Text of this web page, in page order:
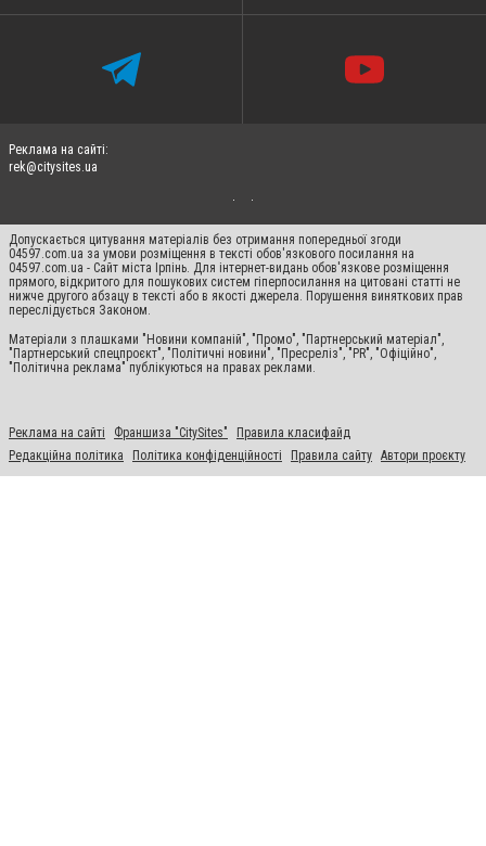
Реклама на сайті:
rek@citysites.ua
Допускається цитування матеріалів без отримання попередньої згоди
04597.com.ua за умови розміщення в тексті обов'язкового посилання на
04597.com.ua - Сайт міста Ірпінь. Для інтернет-видань обов'язкове розміщення
прямого, відкритого для пошукових систем гіперпосилання на цитовані статті не
нижче другого абзацу в тексті або в якості джерела. Порушення виняткових прав
переслідується Законом.
Матеріали з плашками "Новини компаній", "Промо", "Партнерський матеріал",
"Партнерський спецпроєкт", "Політичні новини", "Пресреліз", "PR", "Офіційно",
"Політична реклама" публікуються на правах реклами.
Реклама на сайті Франшиза "CitySites"
Правила класифайд
Редакційна політика
Політика конфіденційності Правила сайту Автори проєкту